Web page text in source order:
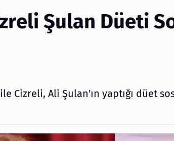
Şulan Düeti
Cizreli, Ali Şulan'ın yaptığı düet